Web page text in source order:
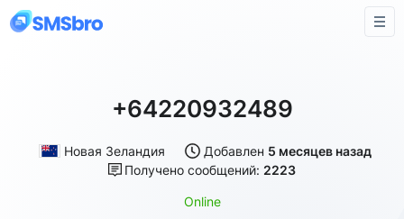
+64220932489
Новая Зеландия Добавлен 5 месяцев назад
Получено сообщений: 2223
Online